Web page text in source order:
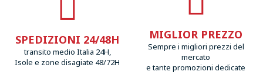
SPEDIZIONI 24/48H
transito medio Italia 24H,
Isole e zone disagiate 48/72H
MIGLIOR PREZZO
Sempre i migliori prezzi del
mercato
e tante promozioni dedicate